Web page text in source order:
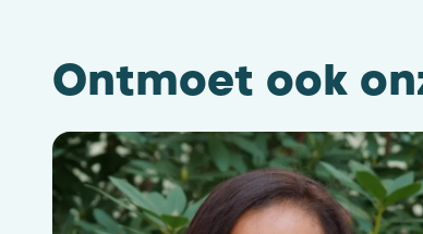
Ontmoet ook